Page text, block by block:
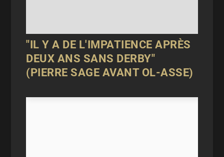
"IL Y A DE L'IMPATIENCE APRÈS
DEUX ANS SANS DERBY"
(PIERRE SAGE AVANT OL-ASSE)